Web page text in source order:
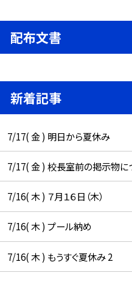
配布文書
新着記事
7/17( 金 ) 明日から夏休み
7/17( 金 ) 校長室前の掲示物に
7/16( 木 ) ７月１６日（木）
7/16( 木 ) プール納め
7/16( 木 ) もうすぐ夏休み 2